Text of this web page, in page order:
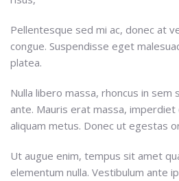
Pellentesque sed mi ac, donec at
congue. Suspendisse eget
platea.
Nulla libero massa, rhoncus in
ante. Mauris erat massa, imperdiet
aliquam metus. Donec ut egestas
Ut augue enim, tempus sit amet
elementum nulla. Vestibulum ante